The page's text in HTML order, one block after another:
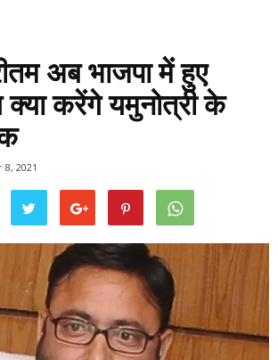
अब भाजपा में हुए
करेंगे यमुनोत्री के
2021